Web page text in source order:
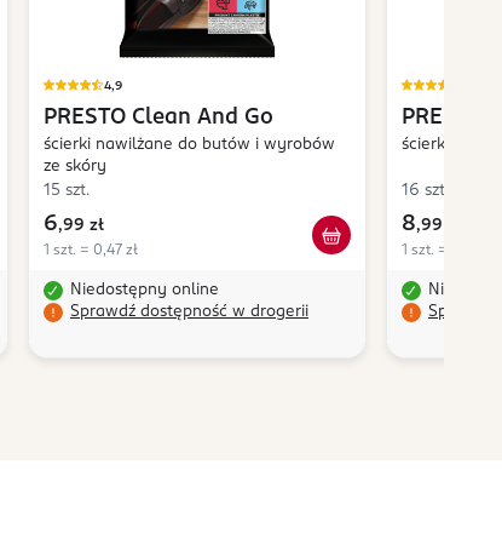
4,9
PRESTO Clean And Go
ścierki nawilżane do butów i wyrobów
ze skóry
15 szt.
6,99 zł
1 szt. = 0,47 zł
Niedostępny online
Sprawdź dostępność w drogerii
PRESTO
ścierki
16 szt.
8,99 zł
1 szt. = 0,56 zł
Sprawdź